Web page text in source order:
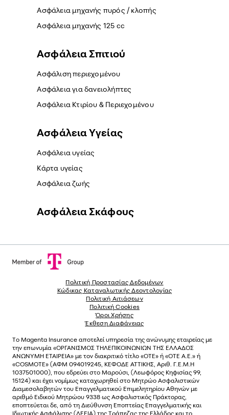
Ασφάλεια μηχανής πυρός / κλοπής
Ασφάλεια μηχανής 125 cc
Ασφάλεια Σπιτιού
Ασφάλιση περιεχομένου
Ασφάλεια για δανειολήπτες
Ασφάλεια Κτιρίου & Περιεχομένου
Ασφάλεια Yγείας
Ασφάλεια υγείας
Κάρτα υγείας
Ασφάλεια ζωής
Ασφάλεια Σκάφους
Πολιτική Προστασίας Δεδομένων
Κώδικας Καταναλωτικής Δεοντολογίας
Πολιτική Αιτιάσεων
Πολιτική Cookies
Όροι Χρήσης
Έκθεση Διαφάνειας
Το Magenta Insurance αποτελεί υπηρεσία της ανώνυµης εταιρείας µε
την επωνυµία «ΟΡΓΑΝΙΣΜΟΣ ΤΗΛΕΠΙΚΟΙΝΩΝΙΩΝ ΤΗΣ ΕΛΛΑΔΟΣ
ΑΝΩΝΥΜΗ ΕΤΑΙΡΕΙΑ» µε τον διακριτικό τίτλο «OTE» ή «ΟΤΕ Α.Ε.» ή
«COSMOTE» (ΑΦΜ 094019245, ΚΕΦΟΔΕ ΑΤΤΙΚΗΣ, Αριθ. Γ.Ε.Μ.Η
1037501000), που εδρεύει στο Μαρούσι, (Λεωφόρος Κηφισίας 99,
15124) και έχει νοµίµως καταχωρηθεί στο Μητρώο Ασφαλιστικών
Διαµεσολαβητών του Επαγγελµατικού Επιµελητηρίου Αθηνών µε
αριθµό Ειδικού Μητρώου 9338 ως Ασφαλιστικός Πράκτορας,
εποπτεύεται δε, από τη Διεύθυνση Εποπτείας Επαγγελματικής και
Ιδιωτικής Ασφάλισης (ΔΕΕΙΑ) της Τράπεζας της Ελλάδος και το